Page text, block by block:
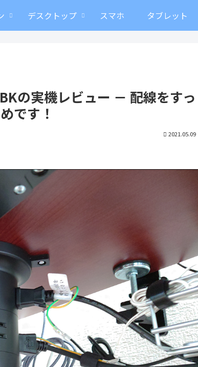
デスクトップ スマホ タブレット
の実機レビュー － 配線をすっ
です！
2021.05.09